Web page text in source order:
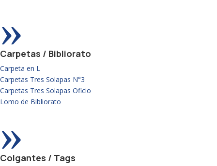
»
Carpetas / Bibliorato
Carpeta en L
Carpetas Tres Solapas N°3
Carpetas Tres Solapas Oficio
Lomo de Bibliorato
»
Colgantes / Tags